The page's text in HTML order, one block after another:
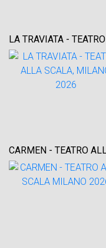
LA TRAVIATA -
CARMEN - TEATRO